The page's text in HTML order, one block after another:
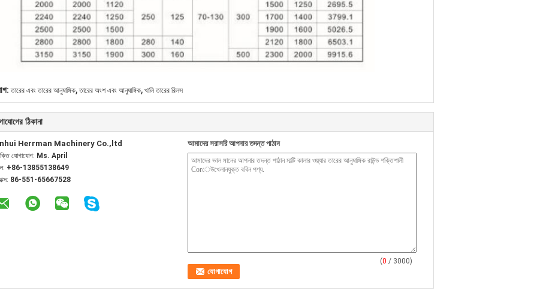
তারের এবং তারের আনুষাঙ্গিক, তারের অংশ এবং আনুষাঙ্গিক, খালি তারের রিলস
ঠিকানা
Herrman Machinery Co.,ltd
যোগাযোগ: Ms. April
+86-13855138649
86-551-65667528
আমাদের সরাসরি আপনার তদন্ত পাঠান
(0 / 3000)